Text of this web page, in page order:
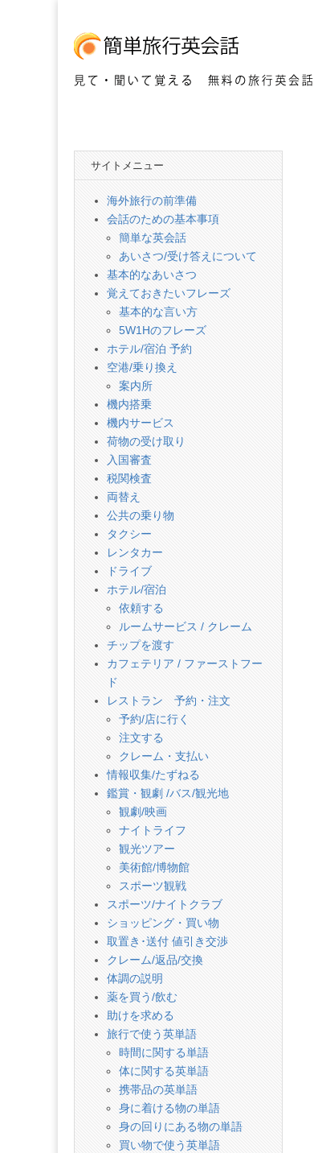
簡
単
旅
行
英
会
話
サイトメニュー
海外旅行の前準備
会話のための基本事項
簡単な英会話
あいさつ/受け答えについて
基本的なあいさつ
覚えておきたいフレーズ
基本的な言い方
5W1Hのフレーズ
ホテル/宿泊 予約
空港/乗り換え
案内所
機内搭乗
機内サービス
荷物の受け取り
入国審査
税関検査
両替え
公共の乗り物
タクシー
レンタカー
ドライブ
ホテル/宿泊
依頼する
ルームサービス / クレーム
チップを渡す
カフェテリア / ファーストフー
ド
レストラン 予約・注文
予約/店に行く
注文する
クレーム・支払い
情報収集/たずねる
鑑賞・観劇 /バス/観光地
観劇/映画
ナイトライフ
観光ツアー
美術館/博物館
スポーツ観戦
スポーツ/ナイトクラブ
ショッピング・買い物
取置き･送付 値引き交渉
クレーム/返品/交換
体調の説明
薬を買う/飲む
助けを求める
旅行で使う英単語
時間に関する単語
体に関する英単語
携帯品の英単語
身に着ける物の単語
身の回りにある物の単語
買い物で使う英単語